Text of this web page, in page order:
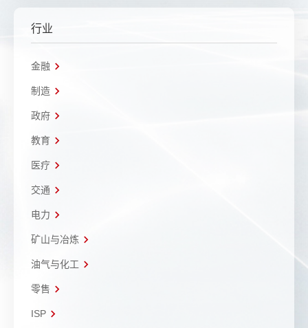
行业
金融
制造
政府
教育
医疗
交通
电力
矿山与冶炼
油气与化工
零售
ISP